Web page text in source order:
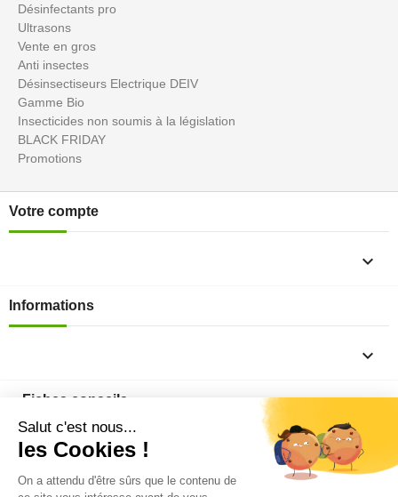
Désinfectants pro
Ultrasons
Vente en gros
Anti insectes
Désinsectiseurs Electrique DEIV
Gamme Bio
Insecticides non soumis à la législation
BLACK FRIDAY
Promotions
Votre compte

Informations

Fiches conseils

Insecte